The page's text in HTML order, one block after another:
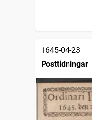
1645-04-23
Posttidningar